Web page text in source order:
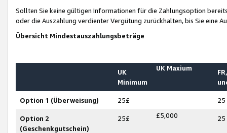
Sollten Sie keine gültigen Informationen für die Zahlungsoption
oder die Auszahlung verdienter Vergütung zurückhalten, bis Sie
Übersicht Mindestauszahlungsbeträge
UK
Minimum
UK Maxium
Option 1 (Überweisung) 25£ 25
Option 2
(Geschenkgutschein)
25£ £5,000 25